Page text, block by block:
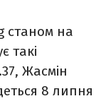
станом на
такі
Жасмін
8 липня